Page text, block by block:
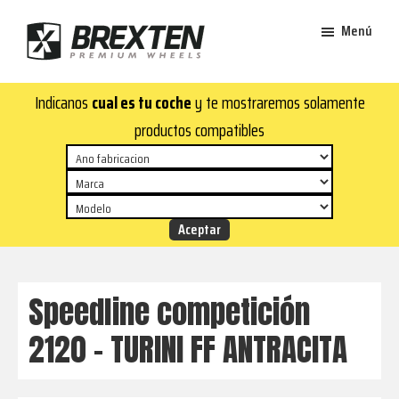
contenido
principal
de
página
Brexten
aluminio
premium
¡En
Brexten.com
encontrarás
aluminio
top!
y
estilo
para
Menú
Indicanos cual es tu cochey te mostraremos solamente
productos compatibles
Speedline competición
2120 – TURINI FF ANTRACITA